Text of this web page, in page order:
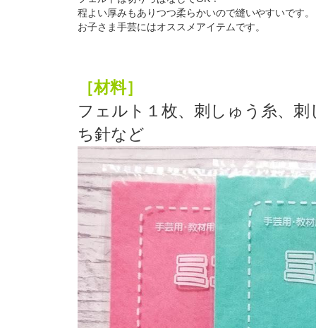
程よい厚みもありつつ柔らかいので縫いやすいです。
お子さま手芸にはオススメアイテムです。
［材料］
フェルト１枚、刺しゅう糸、
ち針など